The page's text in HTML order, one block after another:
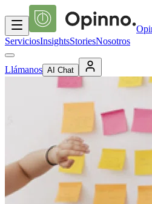
ServiciosInsightsStoriesNosotros
Llámanos AI Chat